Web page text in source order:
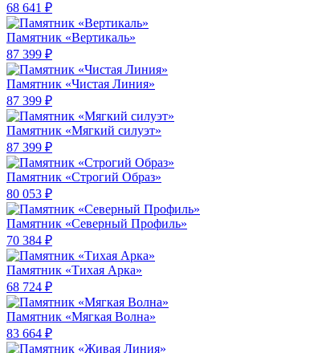
68 641 ₽
Памятник «Вертикаль»
87 399 ₽
Памятник «Чистая Линия»
87 399 ₽
Памятник «Мягкий силуэт»
87 399 ₽
Памятник «Строгий Образ»
80 053 ₽
Памятник «Северный Профиль»
70 384 ₽
Памятник «Тихая Арка»
68 724 ₽
Памятник «Мягкая Волна»
83 664 ₽